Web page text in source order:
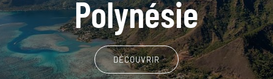
Polynésie
DÉCOUVRIR